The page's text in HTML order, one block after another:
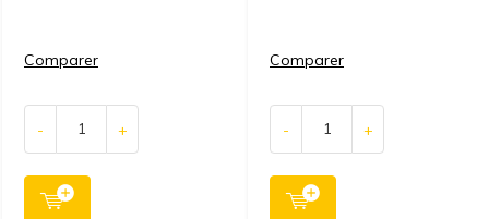
Comparer
- +
Comparer
- +